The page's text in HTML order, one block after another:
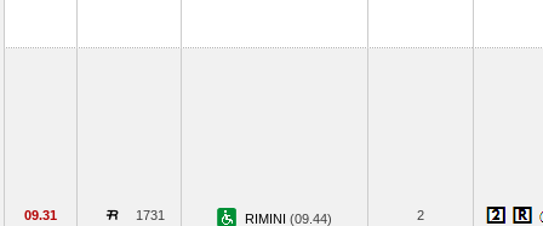
09.31 1731 RIMINI (09.44) 2